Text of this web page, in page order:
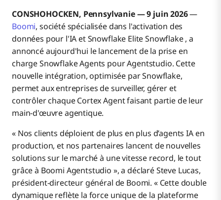
CONSHOHOCKEN, Pennsylvanie — 9 juin 2026—
Boomi, société spécialisée dans l'activation des
données pour l'IA et Snowflake Elite Snowflake , a
annoncé aujourd'hui le lancement de la prise en
charge Snowflake Agents pour Agentstudio. Cette
nouvelle intégration, optimisée par Snowflake,
permet aux entreprises de surveiller, gérer et
contrôler chaque Cortex Agent faisant partie de leur
main-d'œuvre agentique.
« Nos clients déploient de plus en plus d’agents IA en
production, et nos partenaires lancent de nouvelles
solutions sur le marché à une vitesse record, le tout
grâce à Boomi Agentstudio », a déclaré Steve Lucas,
président-directeur général de Boomi. « Cette double
dynamique reflète la force unique de la plateforme